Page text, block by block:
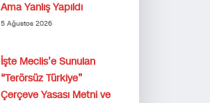
Ama Yanlış Yapıldı
5 Ağustos 2026
İşte Meclis’e Sunulan
“Terörsüz Türkiye”
Çerçeve Yasası Metni ve